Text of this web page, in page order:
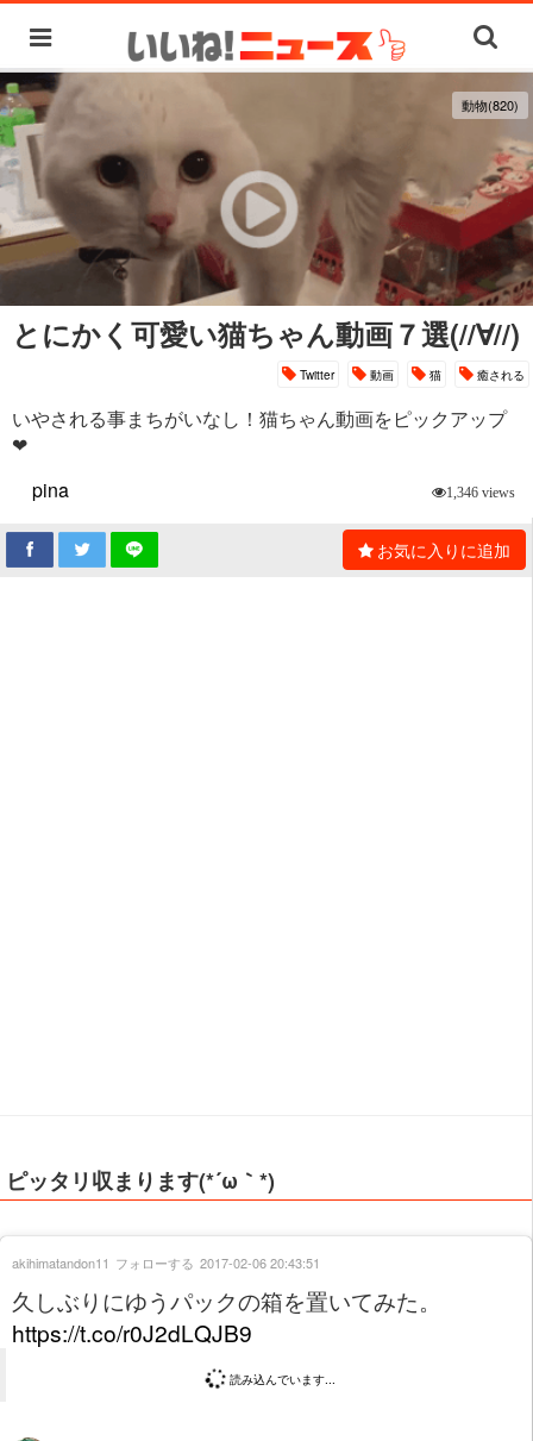
動物(820)
とにかく可愛い猫ちゃん動画７選(//∀//)
Twitter 動画 猫 癒される
いやされる事まちがいなし！猫ちゃん動画をピックアップ
❤
pina
1,346 views
お気に入りに追加
ピッタリ収まります(*´ω｀*)
久しぶりにゆうパックの箱を置いてみた。
https://t.co/r0J2dLQJB9
読み込んでいます...
akihimatandon11 フォローする 2017-02-06 20:43:51